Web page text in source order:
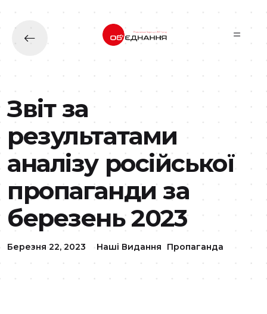
Перейти до основного вмісту
Звіт за
результатами
аналізу російської
пропаганди за
березень 2023
Березня 22, 2023 Наші Видання Пропаганда